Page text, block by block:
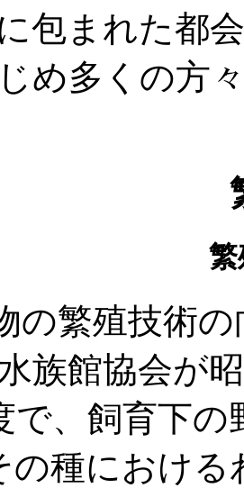
包まれた都
め多くの方
の繁殖技術
族館協会が
で、飼育下
の種における